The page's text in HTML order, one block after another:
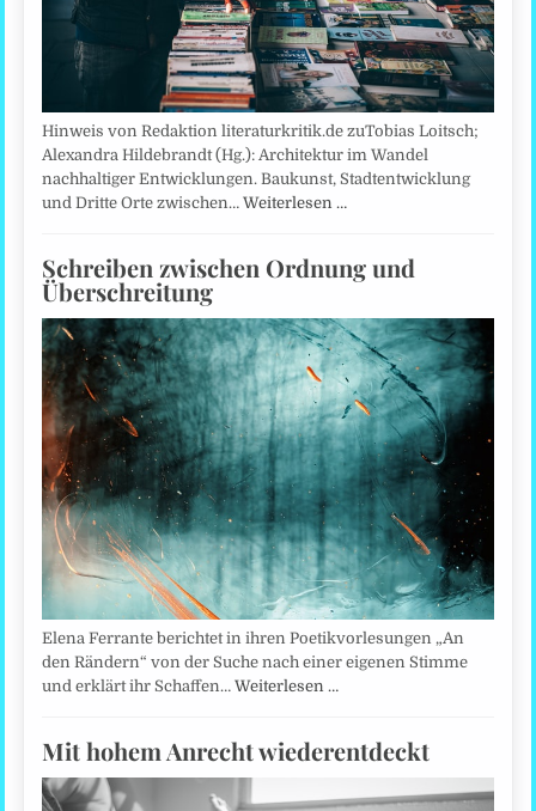
Hinweis von Redaktion literaturkritik.de zuTobias Loitsch;
Alexandra Hildebrandt (Hg.): Architektur im Wandel
nachhaltiger Entwicklungen. Baukunst, Stadtentwicklung
und Dritte Orte zwischen…Weiterlesen …
Schreiben zwischen Ordnung und
Überschreitung
Elena Ferrante berichtet in ihren Poetikvorlesungen „An
den Rändern“ von der Suche nach einer eigenen Stimme
und erklärt ihr Schaffen…Weiterlesen …
Mit hohem Anrecht wiederentdeckt